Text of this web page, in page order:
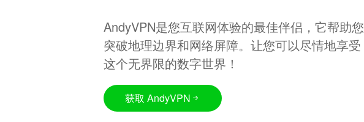
AndyVPN是您互联网体验的最佳伴侣，它帮助您
突破地理边界和网络屏障。让您可以尽情地享受
这个无界限的数字世界！
获取 AndyVPN